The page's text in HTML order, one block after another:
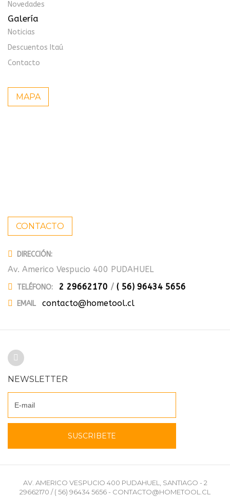
Novedades
Galería
Noticias
Descuentos Itaú
Contacto
MAPA
CONTACTO
DIRECCIÓN:
Av. Americo Vespucio 400 PUDAHUEL
TELÉFONO: 2 29662170 / ( 56) 96434 5656
EMAIL contacto@hometool.cl
NEWSLETTER
AV. AMERICO VESPUCIO 400 PUDAHUEL, SANTIAGO - 2
29662170 / ( 56) 96434 5656 - CONTACTO@HOMETOOL.CL